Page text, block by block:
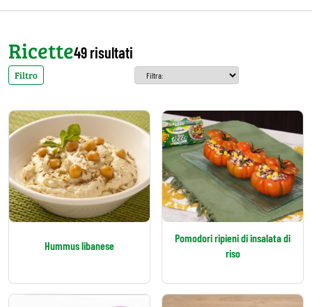
Ricette49 risultati
Filtro
Hummus libanese
Pomodori ripieni di insalata di
riso